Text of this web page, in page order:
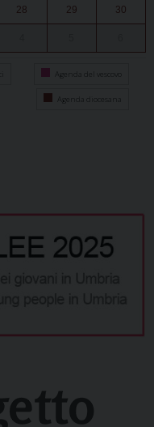
28 29 30
Agenda del vescovo
Agenda diocesana